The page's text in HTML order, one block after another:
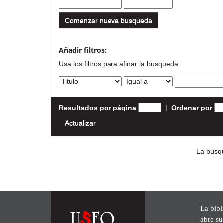
Comenzar nueva busqueda
Añadir filtros:
Usa los filtros para afinar la busqueda.
Resultados por página | Ordenar por
La
La
abre